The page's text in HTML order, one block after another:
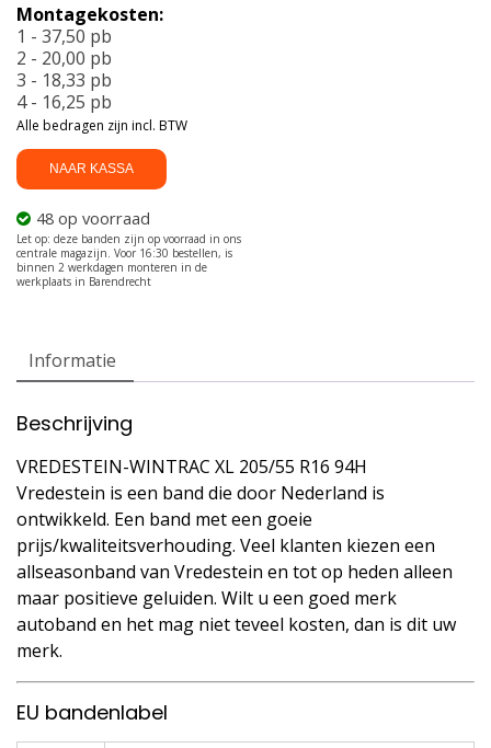
205/55
R16
94H
aantal
NAAR KASSA
48 op voorraad
Montagekosten:
1 - 37,50 pb
2 - 20,00 pb
3 - 18,33 pb
4 - 16,25 pb
Alle bedragen zijn incl. BTW
Informatie
Beschrijving
VREDESTEIN-WINTRAC XL 205/55 R16 94H
Vredestein is een band die door Nederland is
ontwikkeld. Een band met een goeie
prijs/kwaliteitsverhouding. Veel klanten kiezen een
allseasonband van Vredestein en tot op heden alleen
maar positieve geluiden. Wilt u een goed merk
autoband en het mag niet teveel kosten, dan is dit uw
merk.
EU bandenlabel